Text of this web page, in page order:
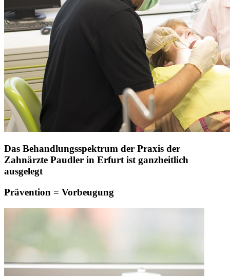
Das Behandlungsspektrum der Praxis der
Zahnärzte Paudler in Erfurt ist ganzheitlich
ausgelegt
Prävention = Vorbeugung